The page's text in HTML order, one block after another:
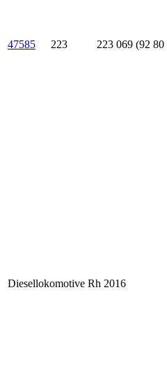
47585 223 223 069 (92
Diesellokomotive Rh 2016